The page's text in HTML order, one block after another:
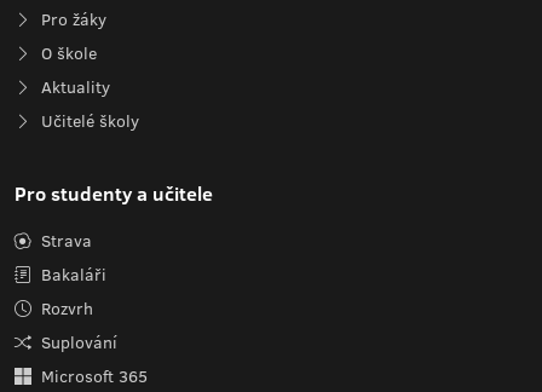
Pro žáky
O škole
Aktuality
Učitelé školy
Pro studenty a učitele
Strava
Bakaláři
Rozvrh
Suplování
Microsoft 365